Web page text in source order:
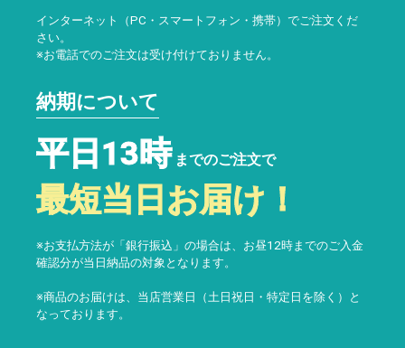
インターネット（PC・スマートフォン・携帯）でご注文くだ
さい。
※お電話でのご注文は受け付けておりません。
納期について
平日13時 までのご注文で
最短当日お届け！
※お支払方法が「銀行振込」の場合は、お昼12時までのご入金
確認分が当日納品の対象となります。
※商品のお届けは、当店営業日（土日祝日・特定日を除く）と
なっております。